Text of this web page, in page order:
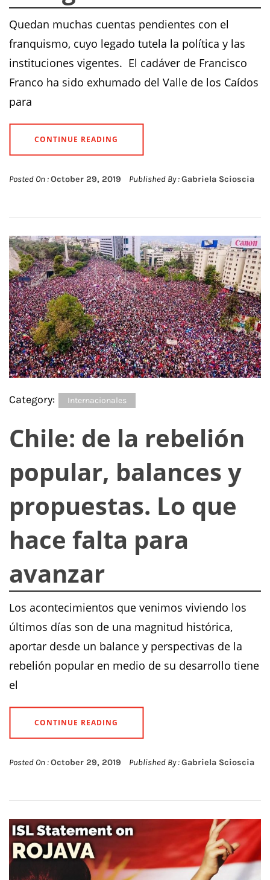
Quedan muchas cuentas pendientes con el
franquismo, cuyo legado tutela la política y las
instituciones vigentes. El cadáver de Francisco
Franco ha sido exhumado del Valle de los Caídos
para
CONTINUE READING
Posted On :October 29, 2019 Published By :Gabriela Scioscia
Category: Internacionales
Chile: de la rebelión
popular, balances y
propuestas. Lo que
hace falta para
avanzar
Los acontecimientos que venimos viviendo los
últimos días son de una magnitud histórica,
aportar desde un balance y perspectivas de la
rebelión popular en medio de su desarrollo tiene
el
CONTINUE READING
Posted On :October 29, 2019 Published By :Gabriela Scioscia